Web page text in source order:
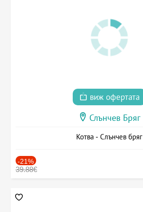
виж офертата
Слънчев Бряг
Котва - Слънчев бряг
-21%
39.88€